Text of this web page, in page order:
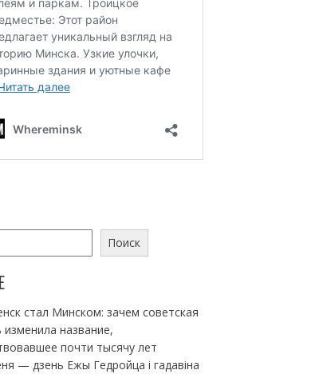
Поиск
стал Минском: зачем советская
изменила название,
почти тысячу лет
— дзень Ежы Гедройца і гадавіна